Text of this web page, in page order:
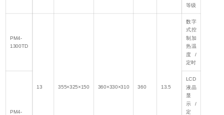
等级
PM4-
1300TD
13 355×325×150 360×330×310 360 13.5
数字
式控
制加
热温
度/
定时
PM4-
LCD
液晶
显
示/
定